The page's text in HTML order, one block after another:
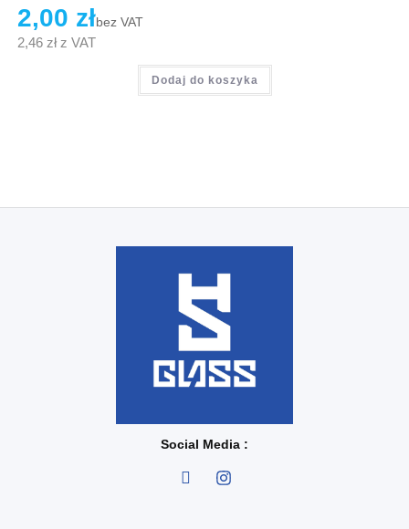
2,00 złbez VAT
2,46 złz VAT
Dodaj do koszyka
Social Media :